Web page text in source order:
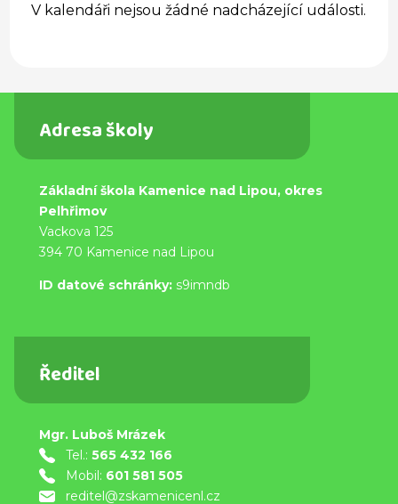
V kalendáři nejsou žádné nadcházející události.
Adresa školy
Základní škola Kamenice nad Lipou, okres
Pelhřimov
Vackova 125
394 70 Kamenice nad Lipou
ID datové schránky: s9imndb
Ředitel
Mgr. Luboš Mrázek
Tel.: 565 432 166
Mobil: 601 581 505
reditel@zskamenicenl.cz